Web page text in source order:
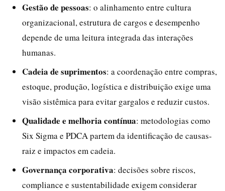
Gestão de pessoas: o alinhamento entre cultura
organizacional, estrutura de cargos e desempenho
depende de uma leitura integrada das interações
humanas.
Cadeia de suprimentos: a coordenação entre compras,
estoque, produção, logística e distribuição exige uma
visão sistêmica para evitar gargalos e reduzir custos.
Qualidade e melhoria contínua: metodologias como
Six Sigma e PDCA partem da identificação de causas-
raiz e impactos em cadeia.
Governança corporativa: decisões sobre riscos,
compliance e sustentabilidade exigem considerar